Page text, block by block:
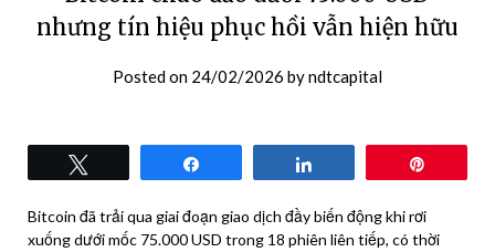
nhưng tín hiệu phục hồi vẫn hiện hữu
Posted on 24/02/2026 byndtcapital
Bitcoin đã trải qua giai đoạn giao dịch đầy biến động khi rơi
xuống dưới mốc 75.000 USD trong 18 phiên liên tiếp, có thời